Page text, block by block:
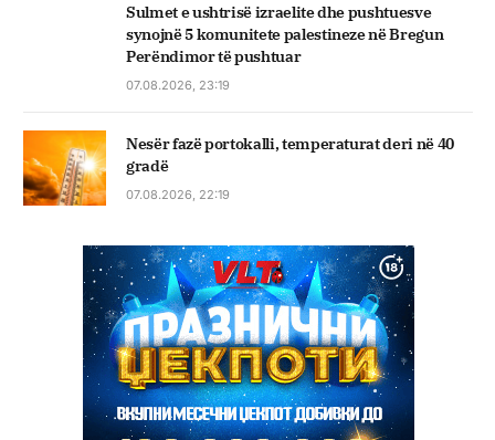
Sulmet e ushtrisë izraelite dhe pushtuesve
synojnë 5 komunitete palestineze në Bregun
Perëndimor të pushtuar
07.08.2026, 23:19
Nesër fazë portokalli, temperaturat deri në 40
gradë
07.08.2026, 22:19